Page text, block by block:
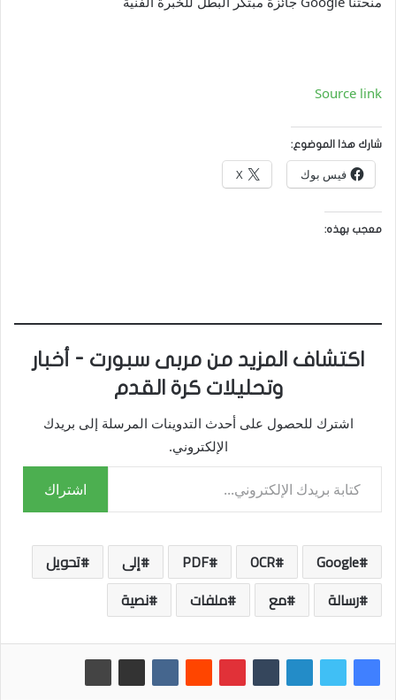
Source link
شارك هذا الموضوع:
فيس بوك X
معجب بهذه:
اكتشاف المزيد من مربى سبورت - أخبار
وتحليلات كرة القدم
اشترك للحصول على أحدث التدوينات المرسلة إلى بريدك
الإلكتروني.
كتابة بريدك الإلكتروني...
اشتراك
Google
OCR
PDF إلى
تحويل
رسالة
مع ملفات نصية